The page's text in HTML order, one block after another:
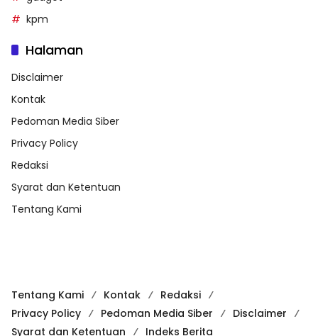
kpm
Halaman
Disclaimer
Kontak
Pedoman Media Siber
Privacy Policy
Redaksi
Syarat dan Ketentuan
Tentang Kami
Tentang Kami Kontak
Redaksi
Privacy Policy
Pedoman Media Siber
Disclaimer
Syarat dan Ketentuan
Indeks Berita